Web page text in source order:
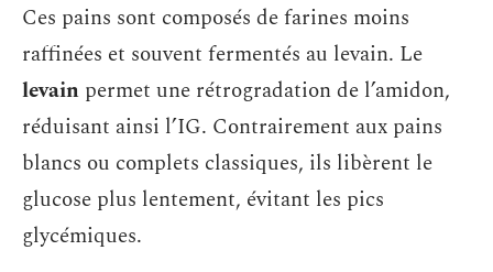
Ces pains sont composés de farines moins
raffinées et souvent fermentés au levain. Le
levain permet une rétrogradation de l’amidon,
réduisant ainsi l’IG. Contrairement aux pains
blancs ou complets classiques, ils libèrent le
glucose plus lentement, évitant les pics
glycémiques.